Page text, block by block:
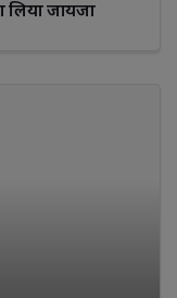
लिया जायजा